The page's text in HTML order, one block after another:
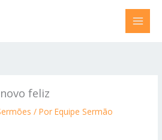
feliz
/ PorEquipe Sermão